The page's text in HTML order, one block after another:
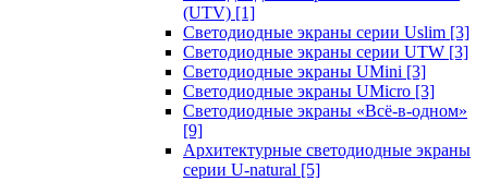
(UTV) [1]
Светодиодные экраны серии Uslim [3]
Светодиодные экраны серии UTW [3]
Светодиодные экраны UMini [3]
Светодиодные экраны UMicro [3]
Светодиодные экраны «Всё-в-одном»
[9]
Архитектурные светодиодные экраны
серии U-natural [5]